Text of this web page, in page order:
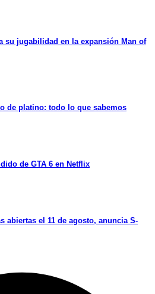
su jugabilidad en la expansión Man of
de platino: todo lo que sabemos
de GTA 6 en Netflix
abiertas el 11 de agosto, anuncia S-